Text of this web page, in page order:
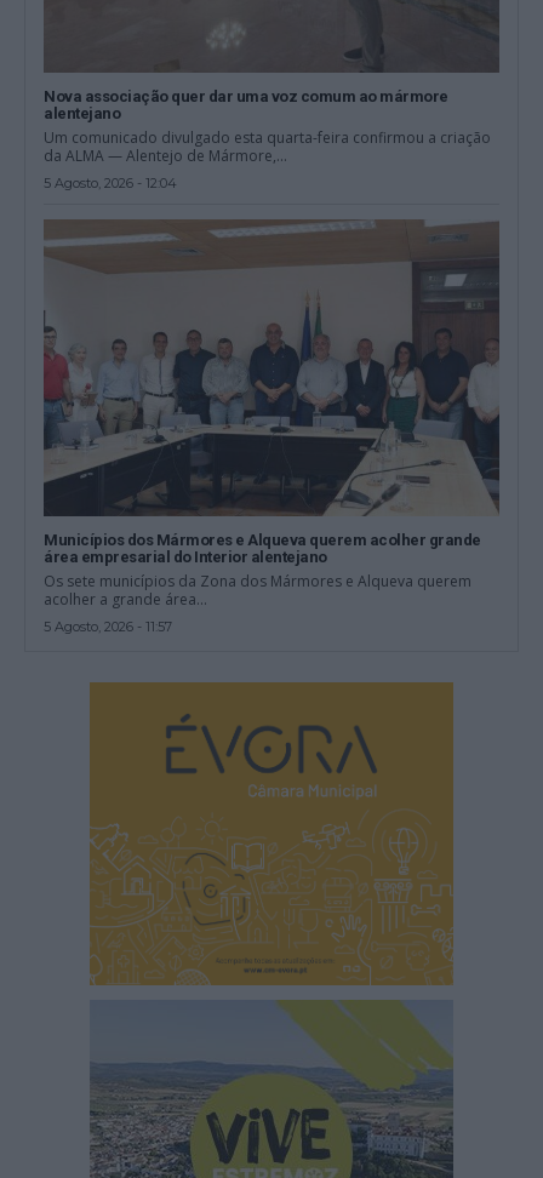
Nova associação quer dar uma voz comum ao mármore
alentejano
Um comunicado divulgado esta quarta-feira confirmou a criação
da ALMA — Alentejo de Mármore,...
5 Agosto, 2026 - 12:04
Municípios dos Mármores e Alqueva querem acolher grande
área empresarial do Interior alentejano
Os sete municípios da Zona dos Mármores e Alqueva querem
acolher a grande área...
5 Agosto, 2026 - 11:57